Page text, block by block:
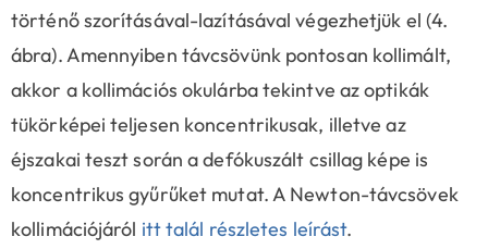
történő szorításával-lazításával végezhetjük el (4.
ábra). Amennyiben távcsövünk pontosan kollimált,
akkor a kollimációs okulárba tekintve az optikák
tükörképei teljesen koncentrikusak, illetve az
éjszakai teszt során a defókuszált csillag képe is
koncentrikus gyűrűket mutat. A Newton-távcsövek
kollimációjáról itt talál részletes leírást.